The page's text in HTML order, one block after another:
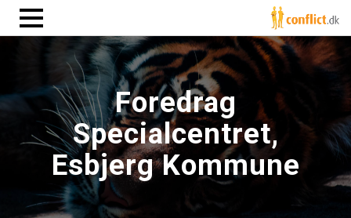
Foredrag
Specialcentret,
Esbjerg Kommune